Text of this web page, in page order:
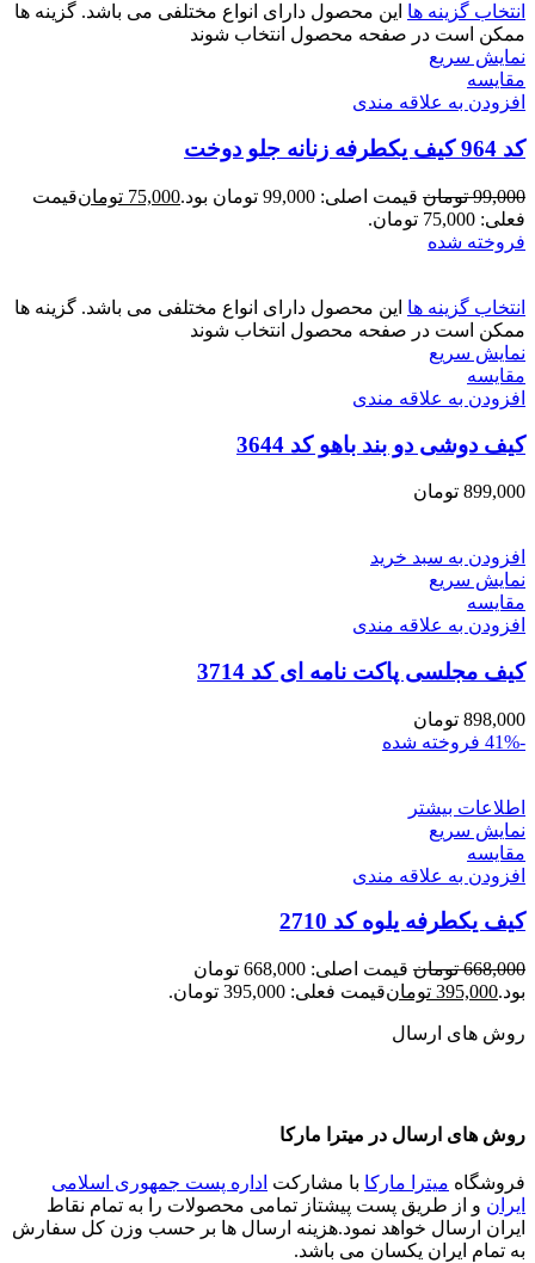
انتخاب گزینه ها این محصول دارای انواع مختلفی می باشد. گزینه ها
ممکن است در صفحه محصول انتخاب شوند
نمایش سریع
مقايسه
افزودن به علاقه مندی
کد 964 کیف یکطرفه زنانه جلو دوخت
99,000 تومان قیمت اصلی: 99,000 تومان بود. 75,000 تومانقیمت
فعلی: 75,000 تومان.
فروخته شده
انتخاب گزینه ها این محصول دارای انواع مختلفی می باشد. گزینه ها
ممکن است در صفحه محصول انتخاب شوند
نمایش سریع
مقايسه
افزودن به علاقه مندی
کیف دوشی دو بند باهو کد 3644
899,000 تومان
افزودن به سبد خرید
نمایش سریع
مقايسه
افزودن به علاقه مندی
کیف مجلسی پاکت نامه ای کد 3714
898,000 تومان
-41%
فروخته شده
اطلاعات بیشتر
نمایش سریع
مقايسه
افزودن به علاقه مندی
کیف یکطرفه یلوه کد 2710
668,000 تومان
قیمت اصلی: 668,000 تومان
بود.395,000 تومانقیمت فعلی: 395,000 تومان.
روش های ارسال
روش های ارسال در میترا مارکا
فروشگاه میترا مارکا با مشارکت اداره پست جمهوری اسلامی
ایران و از طریق پست پیشتاز تمامی محصولات را به تمام نقاط
ایران ارسال خواهد نمود.هزینه ارسال ها بر حسب وزن کل سفارش
به تمام ایران یکسان می باشد.